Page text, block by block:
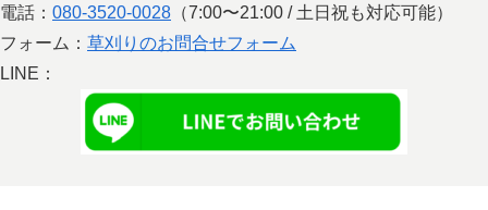
電話： 080-3520-0028 （7:00〜21:00 / 土日祝も対応可能）
フォーム： 草刈りのお問合せフォーム
LINE：